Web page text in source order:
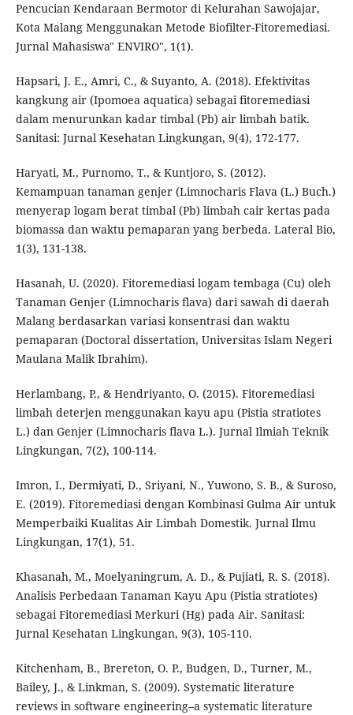
Pencucian Kendaraan Bermotor di Kelurahan Sawojajar,
Kota Malang Menggunakan Metode Biofilter-Fitoremediasi.
Jurnal Mahasiswa" ENVIRO", 1(1).
Hapsari, J. E., Amri, C., & Suyanto, A. (2018). Efektivitas
kangkung air (Ipomoea aquatica) sebagai fitoremediasi
dalam menurunkan kadar timbal (Pb) air limbah batik.
Sanitasi: Jurnal Kesehatan Lingkungan, 9(4), 172-177.
Haryati, M., Purnomo, T., & Kuntjoro, S. (2012).
Kemampuan tanaman genjer (Limnocharis Flava (L.) Buch.)
menyerap logam berat timbal (Pb) limbah cair kertas pada
biomassa dan waktu pemaparan yang berbeda. Lateral Bio,
1(3), 131-138.
Hasanah, U. (2020). Fitoremediasi logam tembaga (Cu) oleh
Tanaman Genjer (Limnocharis flava) dari sawah di daerah
Malang berdasarkan variasi konsentrasi dan waktu
pemaparan (Doctoral dissertation, Universitas Islam Negeri
Maulana Malik Ibrahim).
Herlambang, P., & Hendriyanto, O. (2015). Fitoremediasi
limbah deterjen menggunakan kayu apu (Pistia stratiotes
L.) dan Genjer (Limnocharis flava L.). Jurnal Ilmiah Teknik
Lingkungan, 7(2), 100-114.
Imron, I., Dermiyati, D., Sriyani, N., Yuwono, S. B., & Suroso,
E. (2019). Fitoremediasi dengan Kombinasi Gulma Air untuk
Memperbaiki Kualitas Air Limbah Domestik. Jurnal Ilmu
Lingkungan, 17(1), 51.
Khasanah, M., Moelyaningrum, A. D., & Pujiati, R. S. (2018).
Analisis Perbedaan Tanaman Kayu Apu (Pistia stratiotes)
sebagai Fitoremediasi Merkuri (Hg) pada Air. Sanitasi:
Jurnal Kesehatan Lingkungan, 9(3), 105-110.
Kitchenham, B., Brereton, O. P., Budgen, D., Turner, M.,
Bailey, J., & Linkman, S. (2009). Systematic literature
reviews in software engineering–a systematic literature